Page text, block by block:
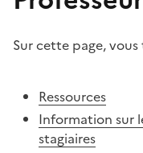
Sur cette page,
Ressources
Information sur
stagiaires